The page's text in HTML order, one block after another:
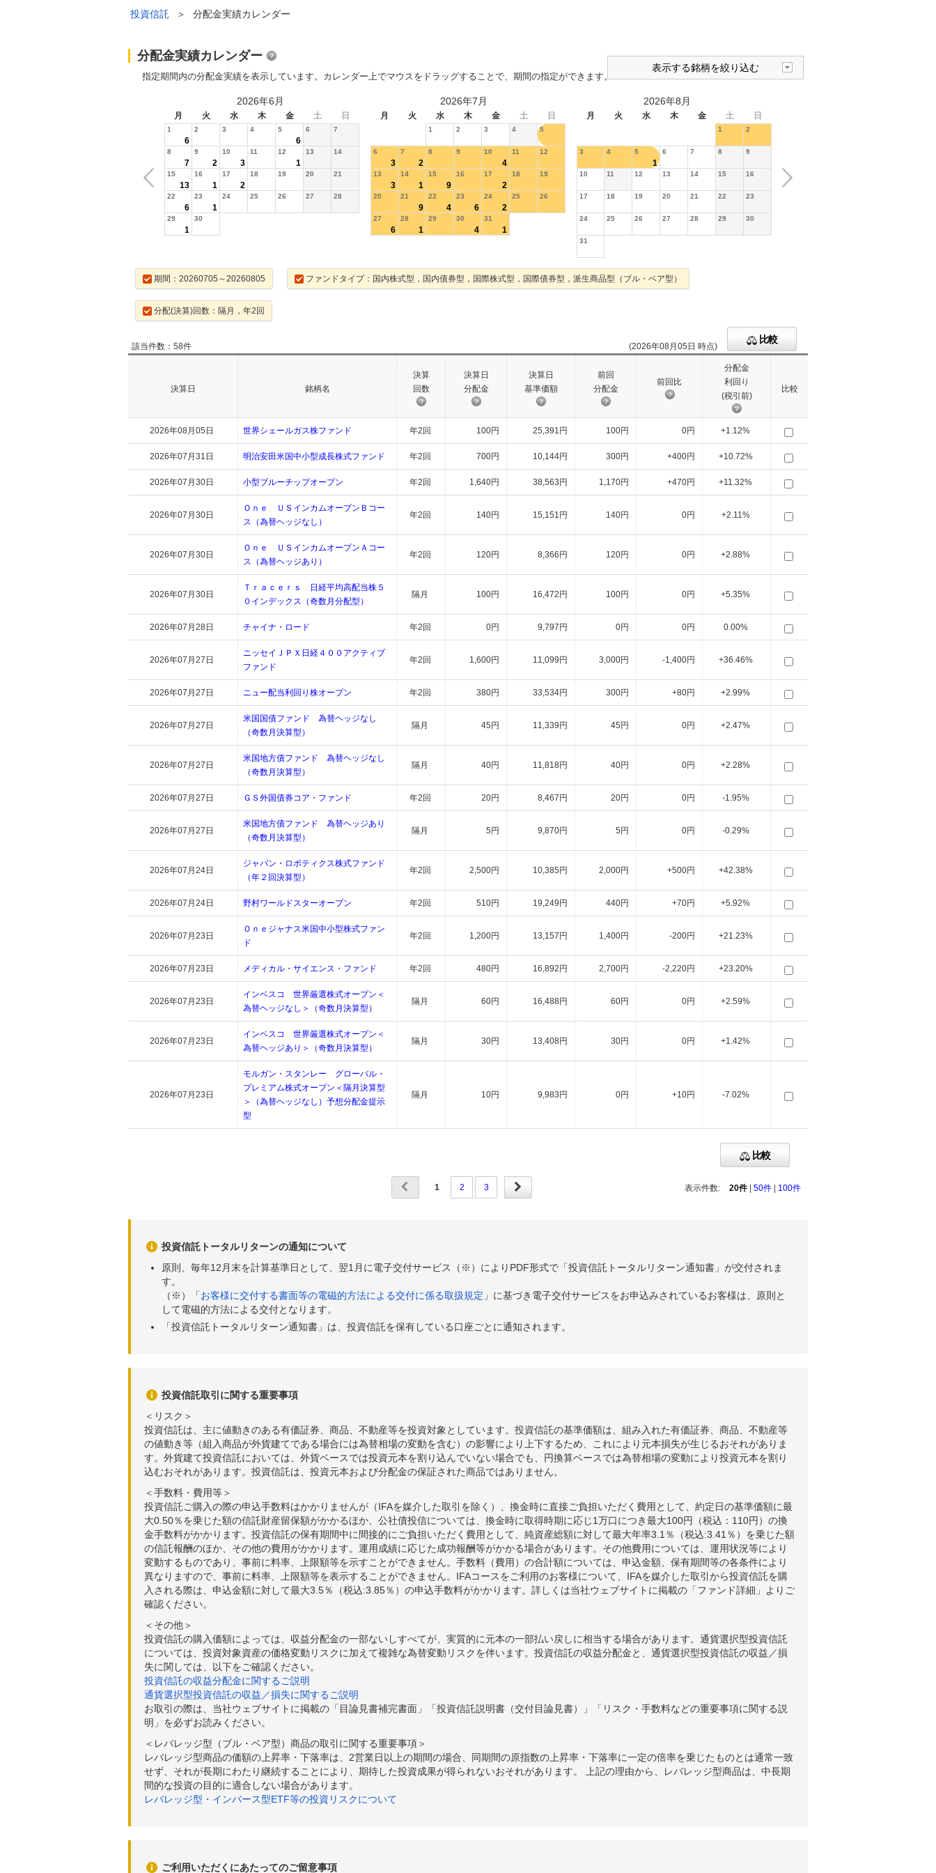
投資信託 ＞ 分配金実績カレンダー
分配金実績カレンダー
表示する銘柄を絞り込む
指定期間内の分配金実績を表示しています。カレンダー上でマウスをドラッグすることで、期間の指定ができます。
2026年6月 2026年7月 2026年8月
月 火 水 木 金 土 日 月 火 水 木 金 土 日 月 火 水 木 金 土 日
1
6
2 3 4 5
6
6 7
8
7
9
2
10
3
11 12
1
13 14
15
13
16
1
17
2
18 19 20 21
22
6
23
1
24 25 26 27 28
29
1
30
1 2 3 4 5
6
3
7
2
8 9 10
4
11 12
13
3
14
1
15
9
16 17
2
18 19
20 21
9
22
4
23
6
24
2
25 26
27
6
28
1
29 30
4
31
1
1 2
3 4 5
1
6 7 8 9
10 11 12 13 14 15 16
17 18 19 20 21 22 23
24 25 26 27 28 29 30
31
期間：20260705～20260805 ファンドタイプ：国内株式型，国内債券型，国際株式型，国際債券型，派生商品型（ブル・ベア型）
分配(決算)回数：隔月，年2回
該当件数：58件
比較
(2026年08月05日 時点)
決算日 銘柄名
決算
回数
決算日
分配金
決算日
基準価額
前回
分配金
前回比
分配金
利回り
(税引前)
比較
2026年08月05日 世界シェールガス株ファンド 年2回 100円 25,391円 100円 0円 +1.12%
2026年07月31日 明治安田米国中小型成長株式ファンド 年2回 700円 10,144円 300円 +400円 +10.72%
2026年07月30日 小型ブルーチップオープン 年2回 1,640円 38,563円 1,170円 +470円 +11.32%
2026年07月30日
Ｏｎｅ ＵＳインカムオープンＢコー
ス（為替ヘッジなし）
年2回 140円 15,151円 140円 0円 +2.11%
2026年07月30日
Ｏｎｅ ＵＳインカムオープンＡコー
ス（為替ヘッジあり）
年2回 120円 8,366円 120円 0円 +2.88%
2026年07月30日
Ｔｒａｃｅｒｓ 日経平均高配当株５
０インデックス（奇数月分配型）
隔月 100円 16,472円 100円 0円 +5.35%
2026年07月28日 チャイナ・ロード 年2回 0円 9,797円 0円 0円 0.00%
2026年07月27日
ニッセイＪＰＸ日経４００アクティブ
ファンド
年2回 1,600円 11,099円 3,000円 -1,400円 +36.46%
2026年07月27日 ニュー配当利回り株オープン 年2回 380円 33,534円 300円 +80円 +2.99%
2026年07月27日
米国国債ファンド 為替ヘッジなし
（奇数月決算型）
隔月 45円 11,339円 45円 0円 +2.47%
2026年07月27日
米国地方債ファンド 為替ヘッジなし
（奇数月決算型）
隔月 40円 11,818円 40円 0円 +2.28%
2026年07月27日 ＧＳ外国債券コア・ファンド 年2回 20円 8,467円 20円 0円 -1.95%
2026年07月27日
米国地方債ファンド 為替ヘッジあり
（奇数月決算型）
隔月 5円 9,870円 5円 0円 -0.29%
2026年07月24日
ジャパン・ロボティクス株式ファンド
（年２回決算型）
年2回 2,500円 10,385円 2,000円 +500円 +42.38%
2026年07月24日 野村ワールドスターオープン 年2回 510円 19,249円 440円 +70円 +5.92%
2026年07月23日
Ｏｎｅジャナス米国中小型株式ファン
ド
年2回 1,200円 13,157円 1,400円 -200円 +21.23%
2026年07月23日 メディカル・サイエンス・ファンド 年2回 480円 16,892円 2,700円 -2,220円 +23.20%
2026年07月23日
インベスコ 世界厳選株式オープン＜
為替ヘッジなし＞（奇数月決算型）
隔月 60円 16,488円 60円 0円 +2.59%
2026年07月23日
インベスコ 世界厳選株式オープン＜
為替ヘッジあり＞（奇数月決算型）
隔月 30円 13,408円 30円 0円 +1.42%
2026年07月23日
モルガン・スタンレー グローバル・
プレミアム株式オープン＜隔月決算型
＞（為替ヘッジなし）予想分配金提示
型
隔月 10円 9,983円 0円 +10円 -7.02%
比較
1 2 3 表示件数: 20件 50件 100件
投資信託トータルリターンの通知について
原則、毎年12月末を計算基準日として、翌1月に電子交付サービス（※）によりPDF形式で「投資信託トータルリターン通知書」が交付されま
す。
（※）「お客様に交付する書面等の電磁的方法による交付に係る取扱規定 」に基づき電子交付サービスをお申込みされているお客様は、原則と
して電磁的方法による交付となります。
「投資信託トータルリターン通知書」は、投資信託を保有している口座ごとに通知されます。
投資信託取引に関する重要事項
＜リスク＞
投資信託は、主に値動きのある有価証券、商品、不動産等を投資対象としています。投資信託の基準価額は、組み入れた有価証券、商品、不動産等
の値動き等（組入商品が外貨建てである場合には為替相場の変動を含む）の影響により上下するため、これにより元本損失が生じるおそれがありま
す。外貨建て投資信託においては、外貨ベースでは投資元本を割り込んでいない場合でも、円換算ベースでは為替相場の変動により投資元本を割り
込むおそれがあります。投資信託は、投資元本および分配金の保証された商品ではありません。
＜手数料・費用等＞
投資信託ご購入の際の申込手数料はかかりませんが（IFAを媒介した取引を除く）、換金時に直接ご負担いただく費用として、約定日の基準価額に最
大0.50％を乗じた額の信託財産留保額がかかるほか、公社債投信については、換金時に取得時期に応じ1万口につき最大100円（税込：110円）の換
金手数料がかかります。投資信託の保有期間中に間接的にご負担いただく費用として、純資産総額に対して最大年率3.1％（税込:3.41％）を乗じた額
の信託報酬のほか、その他の費用がかかります。運用成績に応じた成功報酬等がかかる場合があります。その他費用については、運用状況等により
変動するものであり、事前に料率、上限額等を示すことができません。手数料（費用）の合計額については、申込金額、保有期間等の各条件により
異なりますので、事前に料率、上限額等を表示することができません。IFAコースをご利用のお客様について、IFAを媒介した取引から投資信託を購
入される際は、申込金額に対して最大3.5％（税込:3.85％）の申込手数料がかかります。詳しくは当社ウェブサイトに掲載の「ファンド詳細」よりご
確認ください。
＜その他＞
投資信託の購入価額によっては、収益分配金の一部ないしすべてが、実質的に元本の一部払い戻しに相当する場合があります。通貨選択型投資信託
については、投資対象資産の価格変動リスクに加えて複雑な為替変動リスクを伴います。投資信託の収益分配金と、通貨選択型投資信託の収益／損
失に関しては、以下をご確認ください。
投資信託の収益分配金に関するご説明
通貨選択型投資信託の収益／損失に関するご説明
お取引の際は、当社ウェブサイトに掲載の「目論見書補完書面」「投資信託説明書（交付目論見書）」「リスク・手数料などの重要事項に関する説
明」を必ずお読みください。
＜レバレッジ型（ブル・ベア型）商品の取引に関する重要事項＞
レバレッジ型商品の価額の上昇率・下落率は、2営業日以上の期間の場合、同期間の原指数の上昇率・下落率に一定の倍率を乗じたものとは通常一致
せず、それが長期にわたり継続することにより、期待した投資成果が得られないおそれがあります。 上記の理由から、レバレッジ型商品は、中長期
間的な投資の目的に適合しない場合があります。
レバレッジ型・インバース型ETF等の投資リスクについて
ご利用いただくにあたってのご留意事項